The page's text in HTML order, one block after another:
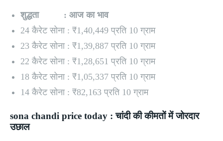
शुद्धता : आज का भाव
24 कैरेट सोना : ₹1,40,449 प्रति 10 ग्राम
23 कैरेट सोना : ₹1,39,887 प्रति 10 ग्राम
22 कैरेट सोना : ₹1,28,651 प्रति 10 ग्राम
18 कैरेट सोना : ₹1,05,337 प्रति 10 ग्राम
14 कैरेट सोना : ₹82,163 प्रति 10 ग्राम
sona chandi price today : चांदी की कीमतों में जोरदार
उछाल